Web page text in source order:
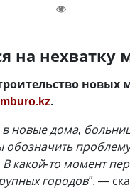
нехватку
.
в новые дома,
обозначить
какой-то момент
городов", —